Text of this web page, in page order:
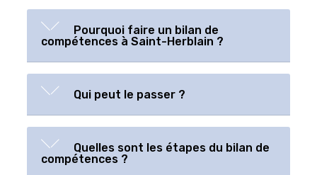
Pourquoi faire un bilan de
compétences à Saint-Herblain ?
Qui peut le passer ?
Quelles sont les étapes du bilan de
compétences ?